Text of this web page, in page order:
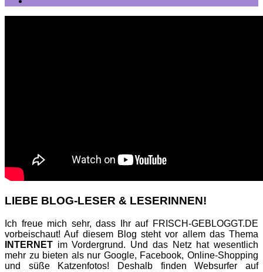
LIEBE BLOG-LESER & LESERINNEN!
Ich freue mich sehr, dass Ihr auf FRISCH-GEBLOGGT.DE
vorbeischaut! Auf diesem Blog steht vor allem das Thema
INTERNET im Vordergrund. Und das Netz hat wesentlich
mehr zu bieten als nur Google, Facebook, Online-Shopping
und süße Katzenfotos! Deshalb finden Websurfer auf